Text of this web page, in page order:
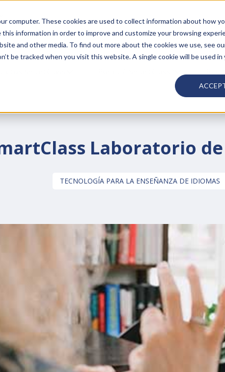
computer. These cookies are used to collect information about how
information in order to improve and customize your browsing
and other media. To find out more about the cookies we use, see
be tracked when you visit this website. A single cookie will be used
This is a search field with an auto-suggest feature attached.
SmartClass SHOW
Laboratorio
TECNOLOGÍA PARA LA ENSEÑANZA DE IDIOMAS